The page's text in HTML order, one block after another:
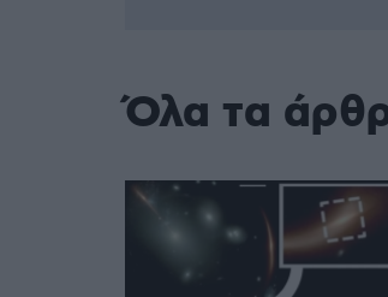
Όλα τα